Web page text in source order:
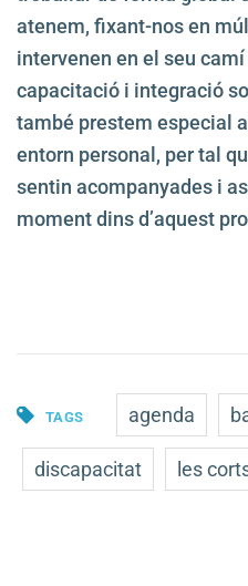
atenem, fixant-nos en
intervenen en el seu
capacitació i integració
també prestem especial
entorn personal, per tal
sentin acompanyades i
moment dins d’aquest
TAGS agenda
discapacitat les